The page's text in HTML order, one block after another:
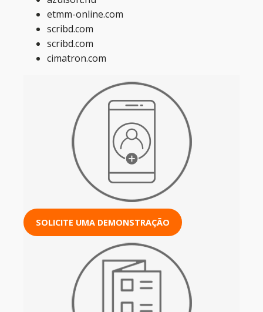
etmm-online.com
scribd.com
scribd.com
cimatron.com
SOLICITE UMA DEMONSTRAÇÃO